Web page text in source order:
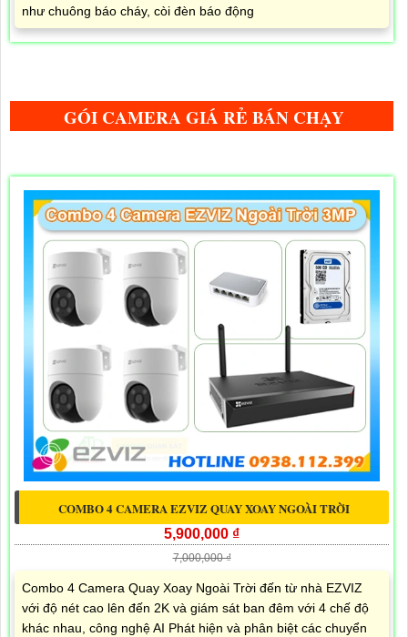
như chuông báo cháy, còi đèn báo động
GÓI CAMERA GIÁ RẺ BÁN CHẠY
COMBO 4 CAMERA EZVIZ QUAY XOAY NGOÀI TRỜI
5,900,000 ₫
7,000,000 ₫
Combo 4 Camera Quay Xoay Ngoài Trời đến từ nhà EZVIZ
với độ nét cao lên đến 2K và giám sát ban đêm với 4 chế độ
khác nhau, công nghệ AI Phát hiện và phân biệt các chuyển